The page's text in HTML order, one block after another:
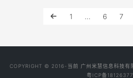
次冬奥流量争夺战中，最春风得意
的品牌们。 作为北京冬奥会官方赞
节奏，在其代言人谷爱凌夺冠后，
1 … 6 7
COPYRIGHT © 2016-当前 广州米慧信息科技有
粤ICP备